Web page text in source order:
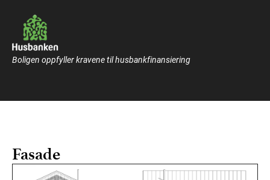
Boligen oppfyller kravene til husbankfinansiering
Fasade